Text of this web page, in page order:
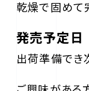
乾燥で固めて
発売予定日
出荷準備でき